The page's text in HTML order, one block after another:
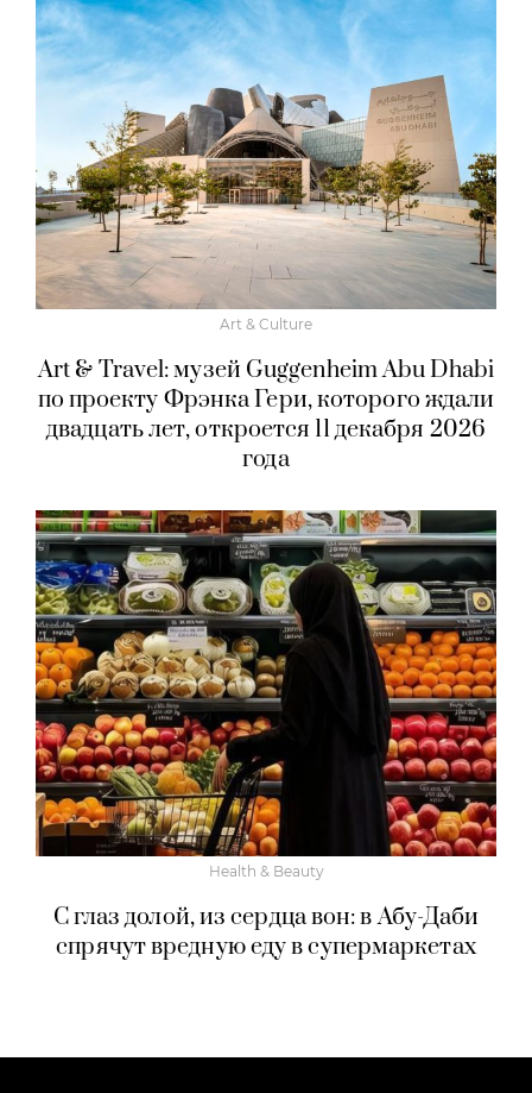
Art & Culture
Art & Travel: музей Guggenheim Abu Dhabi
по проекту Фрэнка Гери, которого ждали
двадцать лет, откроется 11 декабря 2026
года
Health & Beauty
С глаз долой, из сердца вон: в Абу-Даби
спрячут вредную еду в супермаркетах